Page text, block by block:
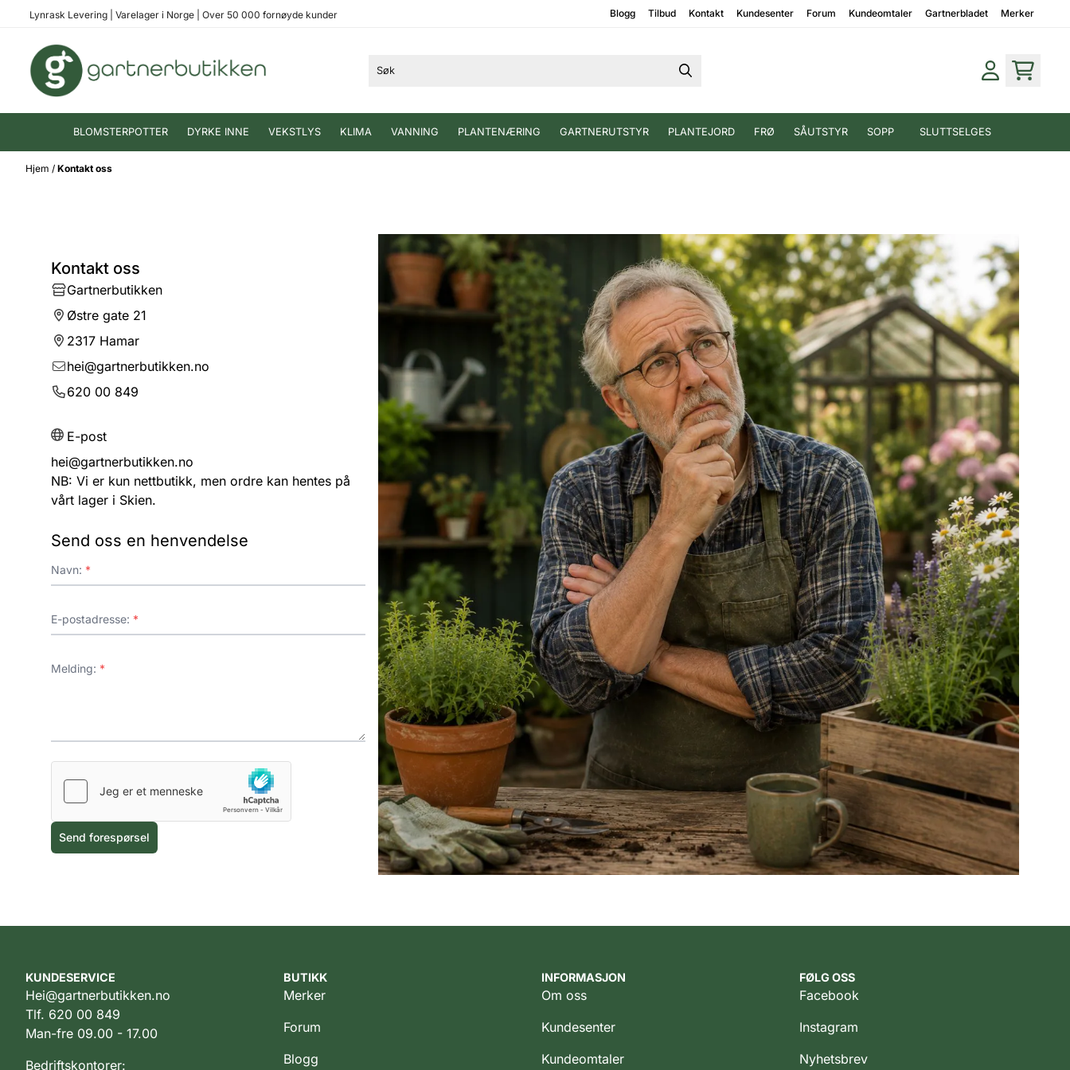
Hopp til innhold
Lynrask Levering Varelager i Norge Over 50 000 fornøyde kunder Blogg Tilbud Kontakt Kundesenter Forum Kundeomtaler Gartnerbladet Merker
BLOMSTERPOTTER DYRKE INNE VEKSTLYS KLIMA VANNING PLANTENÆRING GARTNERUTSTYR PLANTEJORD FRØ SÅUTSTYR SOPP SLUTTSELGES
Hjem / Kontakt oss
Kontakt oss
Gartnerbutikken
Østre gate 21
2317 Hamar
hei@gartnerbutikken.no
620 00 849
E-post
hei@gartnerbutikken.no
NB: Vi er kun nettbutikk, men ordre kan hentes på
vårt lager i Skien.
Send oss en henvendelse
Navn: *
E-postadresse: *
Melding: *
Send forespørsel
KUNDESERVICE
Hei@gartnerbutikken.no
Tlf. 620 00 849
Man-fre 09.00 - 17.00
Bedriftskontorer:
BUTIKK
Merker
Forum
Blogg
INFORMASJON
Om oss
Kundesenter
Kundeomtaler
FØLG OSS
Facebook
Instagram
Nyhetsbrev